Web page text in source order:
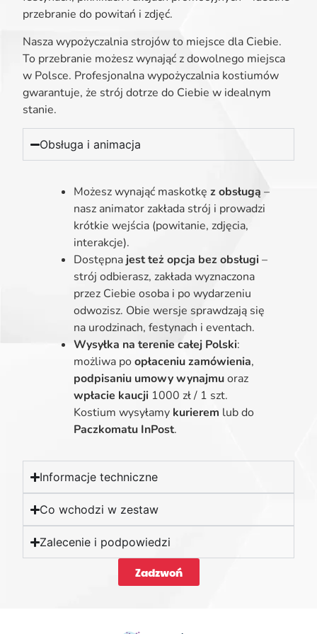
przebranie do powitań i zdjęć.
Nasza wypożyczalnia strojów to miejsce dla Ciebie.
To przebranie możesz wynająć z dowolnego miejsca
w Polsce. Profesjonalna wypożyczalnia kostiumów
gwarantuje, że strój dotrze do Ciebie w idealnym
stanie.
Obsługa i animacja
Możesz wynająć maskotkę z obsługą –
nasz animator zakłada strój i prowadzi
krótkie wejścia (powitanie, zdjęcia,
interakcje).
Dostępna jest też opcja bez obsługi–
strój odbierasz, zakłada wyznaczona
przez Ciebie osoba i po wydarzeniu
odwozisz. Obie wersje sprawdzają się
na urodzinach, festynach i eventach.
Wysyłka na terenie całej Polski:
możliwa poopłaceniu zamówienia,
podpisaniu umowy wynajmuoraz
wpłacie kaucji 1000 zł / 1 szt.
Kostium wysyłamy kurierem lub do
Paczkomatu InPost.
Informacje techniczne
Co wchodzi w zestaw
Zalecenie i podpowiedzi
Zadzwoń